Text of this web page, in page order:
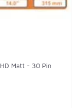
Matt - 30 Pin